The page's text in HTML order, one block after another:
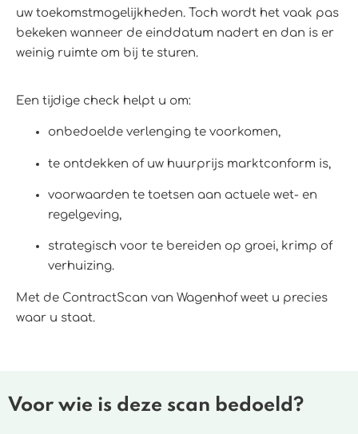
uw toekomstmogelijkheden. Toch wordt het vaak pas
bekeken wanneer de einddatum nadert en dan is er
weinig ruimte om bij te sturen.
Een tijdige check helpt u om:
onbedoelde verlenging te voorkomen,
te ontdekken of uw huurprijs marktconform is,
voorwaarden te toetsen aan actuele wet- en
regelgeving,
strategisch voor te bereiden op groei, krimp of
verhuizing.
Met de ContractScan van Wagenhof weet u precies
waar u staat.
Voor wie is deze scan bedoeld?